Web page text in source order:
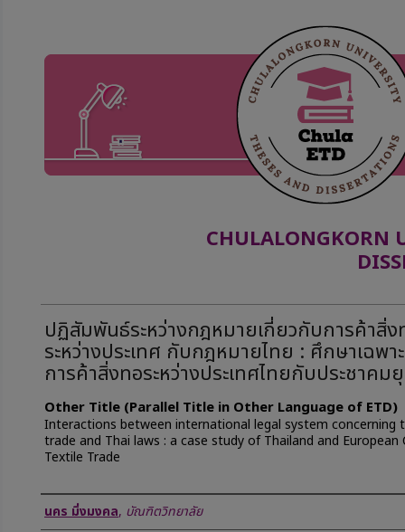
CHULALONGKORN
ปฏิสัมพันธ์ระหว่างกฎหมายเกี่ยวกับการค้าสิ่ง
ระหว่างประเทศ กับกฎหมายไทย : ศึกษาเฉพ
การค้าสิ่งทอระหว่างประเทศไทยกับประชาคม
Other Title (Parallel Title in Other Language of ETD)
Interactions between international legal system concerning
trade and Thai laws : a case study of Thailand and
Textile Trade
Author
นคร มิ่งมงคล, บัณฑิตวิทยาลัย